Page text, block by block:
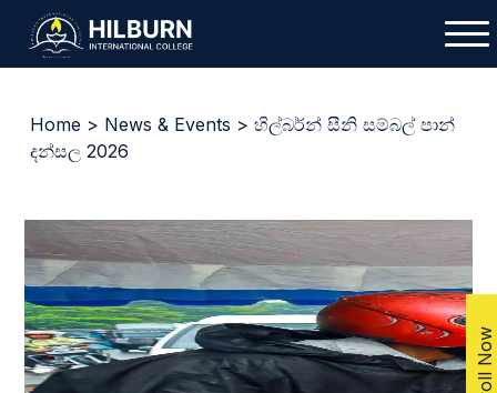
Home > News & Events > හිල්බර්න් සීනි සම්බල් පාන්
දන්සල 2026